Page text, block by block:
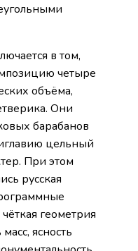
в том,
четыре
объёма,
Они
барабанов
цельный
При этом
русская
геометрия
ясность